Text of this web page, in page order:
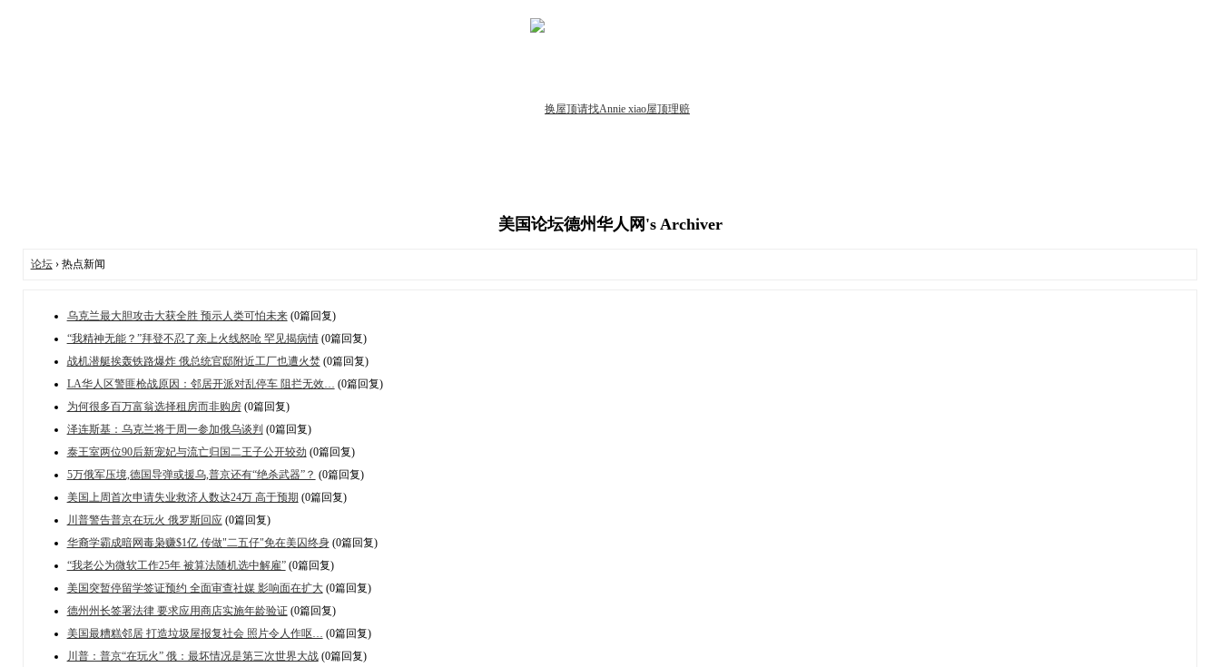
美国论坛德州华人网's Archiver
论坛› 热点新闻
乌克兰最大胆攻击大获全胜 预示人类可怕未来(0篇回复)
“我精神无能？”拜登不忍了亲上火线怒呛 罕见揭病情(0篇回复)
战机潜艇挨轰铁路爆炸 俄总统官邸附近工厂也遭火焚 (0篇回复)
LA华人区警匪枪战原因：邻居开派对乱停车 阻拦无效… (0篇回复)
为何很多百万富翁选择租房而非购房(0篇回复)
泽连斯基：乌克兰将于周一参加俄乌谈判 (0篇回复)
泰王室两位90后新宠妃与流亡归国二王子公开较劲 (0篇回复)
5万俄军压境,德国导弹或援乌,普京还有“绝杀武器”？ (0篇回复)
美国上周首次申请失业救济人数达24万 高于预期 (0篇回复)
川普警告普京在玩火 俄罗斯回应(0篇回复)
华裔学霸成暗网毒枭赚$1亿 传做"二五仔"免在美囚终身(0篇回复)
“我老公为微软工作25年 被算法随机选中解雇”(0篇回复)
美国突暂停留学签证预约 全面审查社媒 影响面在扩大(0篇回复)
德州州长签署法律 要求应用商店实施年龄验证(0篇回复)
美国最糟糕邻居 打造垃圾屋报复社会 照片令人作呕… (0篇回复)
川普：普京“在玩火” 俄：最坏情况是第三次世界大战(0篇回复)